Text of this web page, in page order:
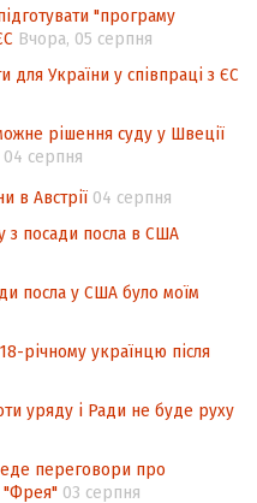
щодо
повторного
"програму
Вчора, 05 серпня
для України у співпраці з ЄС
рішення суду у Швеції
04 серпня
в Австрії 04 серпня
з посади посла в США
посла у США було моїм
річному українцю після
уряду і Ради не буде руху
переговори про
"Фрея" 03 серпня